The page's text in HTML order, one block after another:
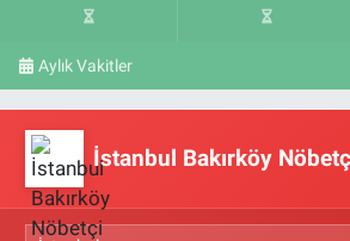
Aylık Vakitler
İstanbul Bakırköy